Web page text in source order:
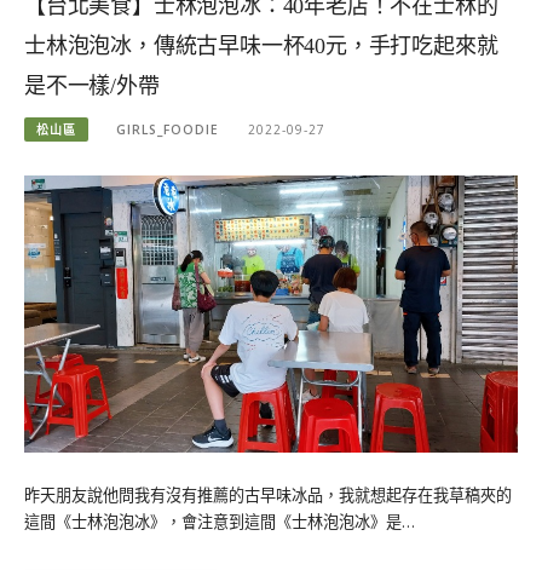
【台北美食】士林泡泡冰：40年老店！不在士林的
士林泡泡冰，傳統古早味一杯40元，手打吃起來就
是不一樣/外帶
松山區 GIRLS_FOODIE 2022-09-27
昨天朋友說他問我有沒有推薦的古早味冰品，我就想起存在我草稿夾的
這間《士林泡泡冰》，會注意到這間《士林泡泡冰》是…